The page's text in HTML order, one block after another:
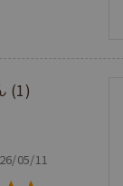
1
05/11